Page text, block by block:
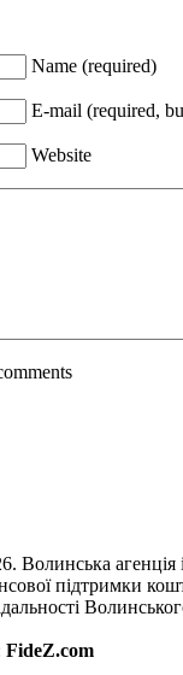
Name (required)
E-mail (required,
Website
Волинська агенція
підтримки
FideZ.com